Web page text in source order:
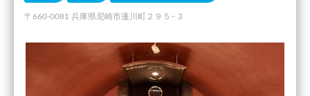
〒660-0081 兵庫県尼崎市蓬川町２９５−３